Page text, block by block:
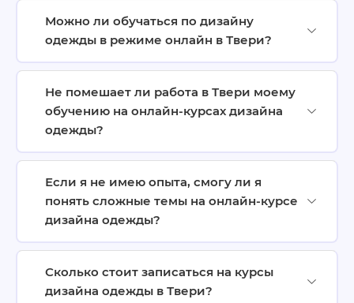
Можно ли обучаться по дизайну
одежды в режиме онлайн в Твери?
Не помешает ли работа в Твери моему
обучению на онлайн-курсах дизайна
одежды?
Если я не имею опыта, смогу ли я
понять сложные темы на онлайн-курсе
дизайна одежды?
Сколько стоит записаться на курсы
дизайна одежды в Твери?